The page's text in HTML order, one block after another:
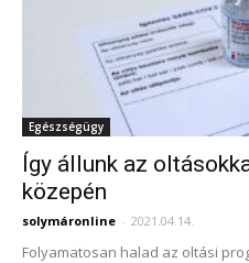
Egészségügy
Így állunk az
közepén
solymáronline - 2021.04.14.
Folyamatosan halad az oltási